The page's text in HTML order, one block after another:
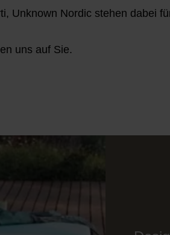
Unknown Nordic stehen dabei
uns auf Sie.